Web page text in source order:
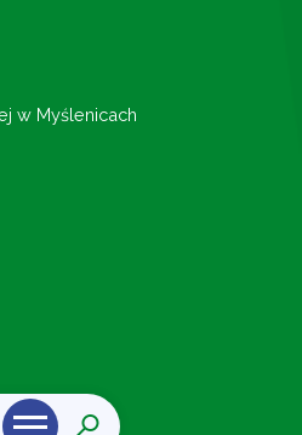
w Myślenicach